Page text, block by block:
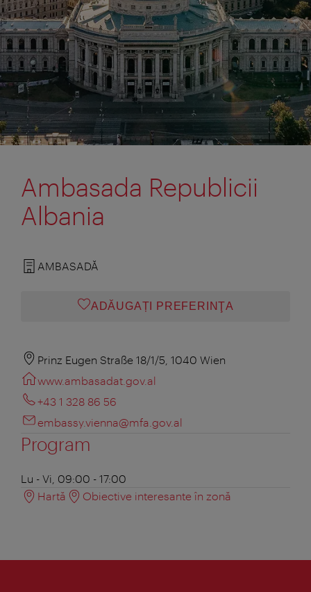
Ambasada Republicii
Albania
AMBASADĂ
ADĂUGAȚI PREFERINŢA
Prinz Eugen Straße 18/1/5, 1040 Wien
www.ambasadat.gov.al
+43 1 328 86 56
embassy.vienna@mfa.gov.al
Program
Lu - Vi, 09:00 - 17:00
Hartă
Obiective interesante în zonă